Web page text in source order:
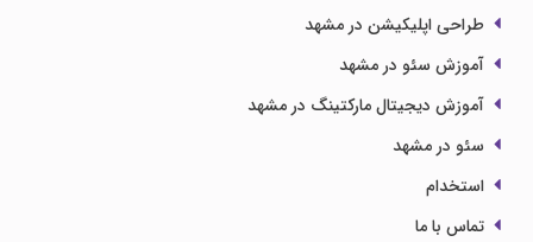
طراحی اپلیکیشن در مشهد
آموزش سئو در مشهد
آموزش دیجیتال مارکتینگ در مشهد
سئو در مشهد
استخدام
تماس با ما